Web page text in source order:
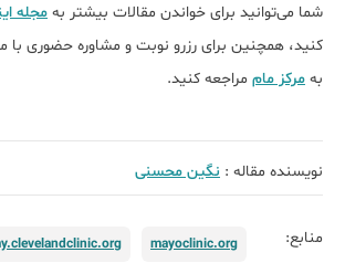
شما می‌توانید برای خواندن مقالات بیشتر به مجله
کنید، همچنین برای رزرو نوبت و مشاوره حضوری
به مرکز مام مراجعه کنید.
نویسنده مقاله : نگین محسنی
منابع: mayoclinic.org